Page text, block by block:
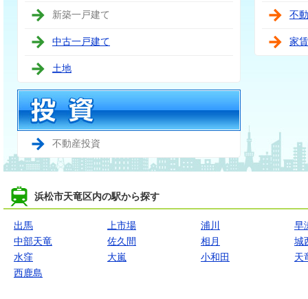
新築一戸建て
中古一戸建て
土地
不動産投資
不
家
浜松市天竜区内の駅から探す
出馬 上市場 浦川
早
中部天竜
佐久間 相月
城
水窪
大嵐 小和田
天
西鹿島